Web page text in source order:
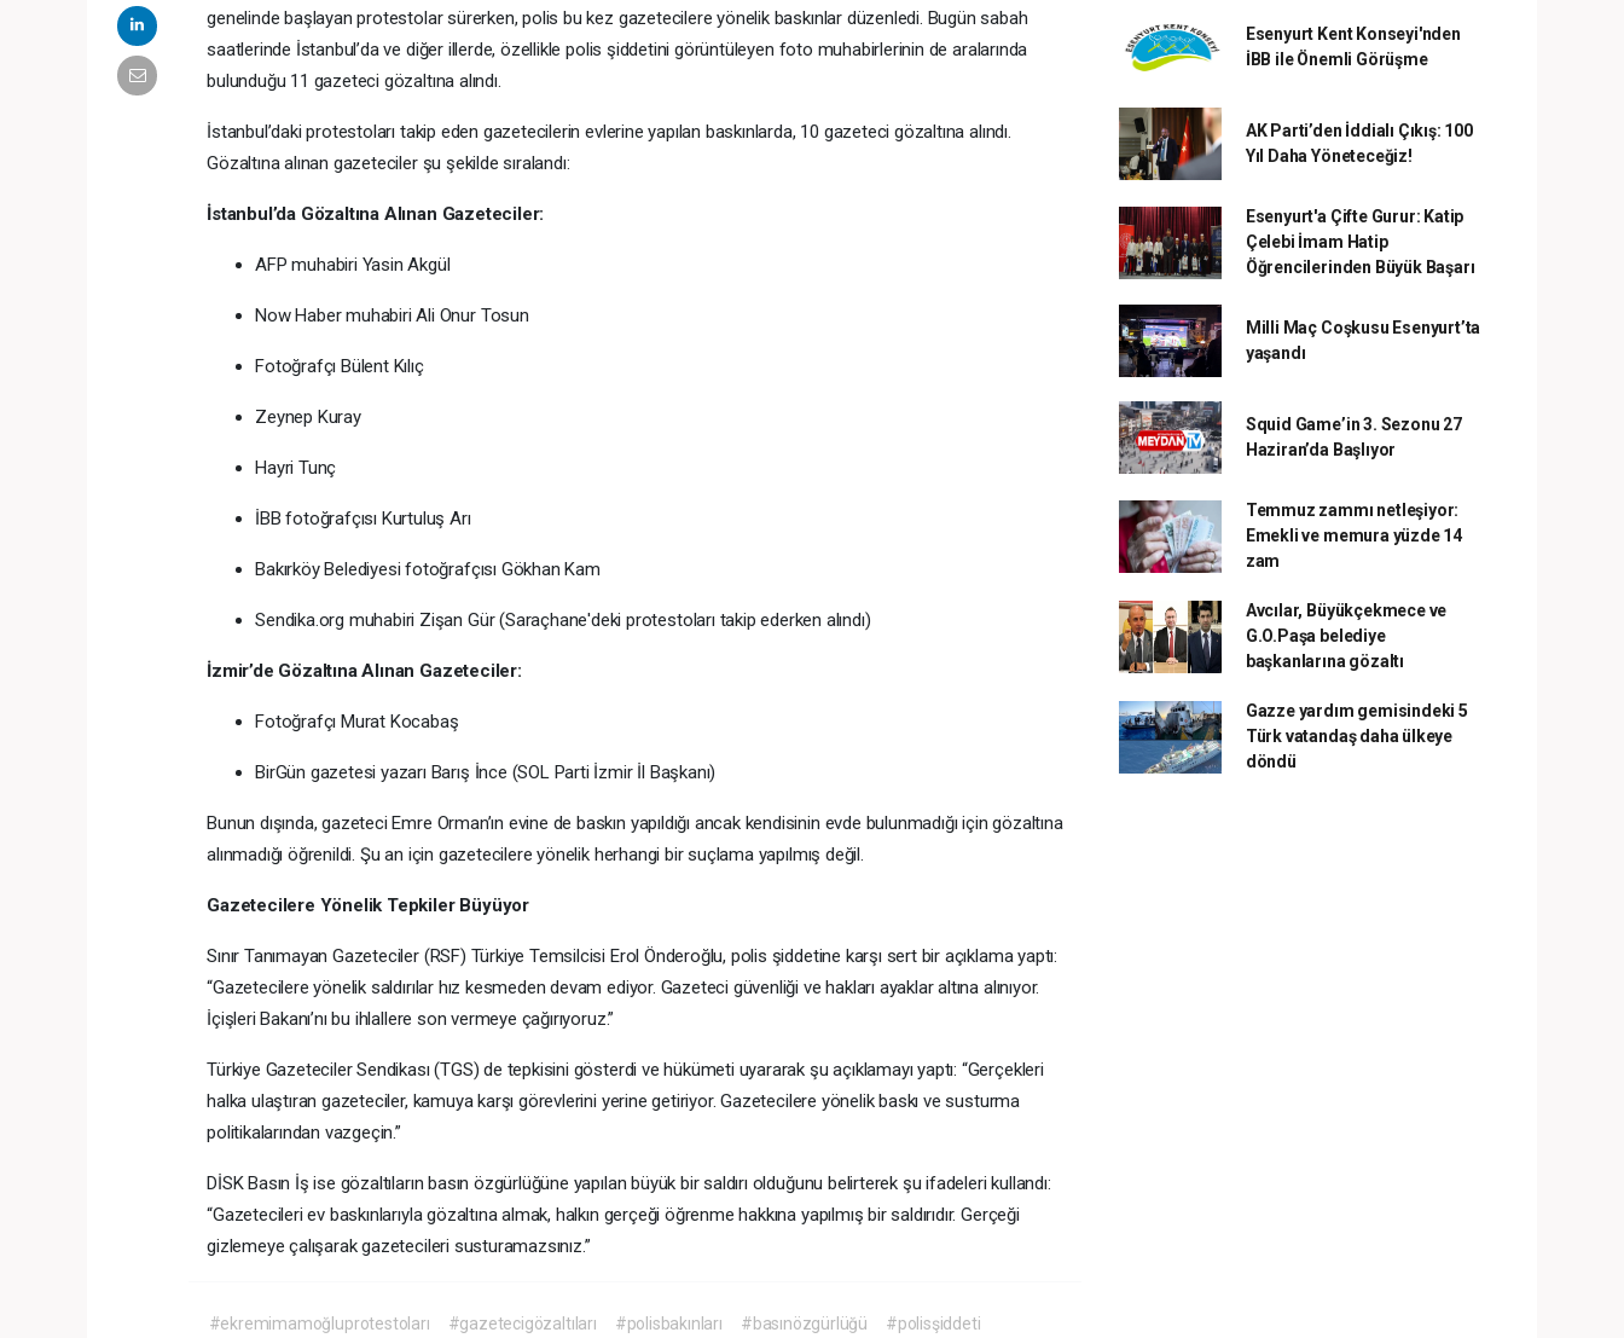
genelinde başlayan protestolar sürerken, polis bu kez gazetecilere yönelik baskınlar düzenledi. Bugün sabah
saatlerinde İstanbul’da ve diğer illerde, özellikle polis şiddetini görüntüleyen foto muhabirlerinin de aralarında
bulunduğu 11 gazeteci gözaltına alındı.
İstanbul’daki protestoları takip eden gazetecilerin evlerine yapılan baskınlarda, 10 gazeteci gözaltına alındı.
Gözaltına alınan gazeteciler şu şekilde sıralandı:
İstanbul’da Gözaltına Alınan Gazeteciler:
AFP muhabiri Yasin Akgül
Now Haber muhabiri Ali Onur Tosun
Fotoğrafçı Bülent Kılıç
Zeynep Kuray
Hayri Tunç
İBB fotoğrafçısı Kurtuluş Arı
Bakırköy Belediyesi fotoğrafçısı Gökhan Kam
Sendika.org muhabiri Zişan Gür (Saraçhane'deki protestoları takip ederken alındı)
İzmir’de Gözaltına Alınan Gazeteciler:
Fotoğrafçı Murat Kocabaş
BirGün gazetesi yazarı Barış İnce (SOL Parti İzmir İl Başkanı)
Bunun dışında, gazeteci Emre Orman’ın evine de baskın yapıldığı ancak kendisinin evde bulunmadığı için gözaltına
alınmadığı öğrenildi. Şu an için gazetecilere yönelik herhangi bir suçlama yapılmış değil.
Gazetecilere Yönelik Tepkiler Büyüyor
Sınır Tanımayan Gazeteciler (RSF) Türkiye Temsilcisi Erol Önderoğlu, polis şiddetine karşı sert bir açıklama yaptı:
“Gazetecilere yönelik saldırılar hız kesmeden devam ediyor. Gazeteci güvenliği ve hakları ayaklar altına alınıyor.
İçişleri Bakanı’nı bu ihlallere son vermeye çağırıyoruz.”
Türkiye Gazeteciler Sendikası (TGS) de tepkisini gösterdi ve hükümeti uyararak şu açıklamayı yaptı: “Gerçekleri
halka ulaştıran gazeteciler, kamuya karşı görevlerini yerine getiriyor. Gazetecilere yönelik baskı ve susturma
politikalarından vazgeçin.”
DİSK Basın İş ise gözaltıların basın özgürlüğüne yapılan büyük bir saldırı olduğunu belirterek şu ifadeleri kullandı:
“Gazetecileri ev baskınlarıyla gözaltına almak, halkın gerçeği öğrenme hakkına yapılmış bir saldırıdır. Gerçeği
gizlemeye çalışarak gazetecileri susturamazsınız.”
#ekremimamoğluprotestoları #gazetecigözaltıları #polisbakınları #basınözgürlüğü
#polisşiddeti
Esenyurt Kent Konseyi'nden
İBB ile Önemli Görüşme
AK Parti’den İddialı Çıkış: 100
Yıl Daha Yöneteceğiz!
Esenyurt'a Çifte Gurur: Katip
Çelebi İmam Hatip
Öğrencilerinden Büyük Başarı
Milli Maç Coşkusu Esenyurt’ta
yaşandı
Squid Game’in 3. Sezonu 27
Haziran’da Başlıyor
Temmuz zammı netleşiyor:
Emekli ve memura yüzde 14
zam
Avcılar, Büyükçekmece ve
G.O.Paşa belediye
başkanlarına gözaltı
Gazze yardım gemisindeki 5
Türk vatandaş daha ülkeye
döndü